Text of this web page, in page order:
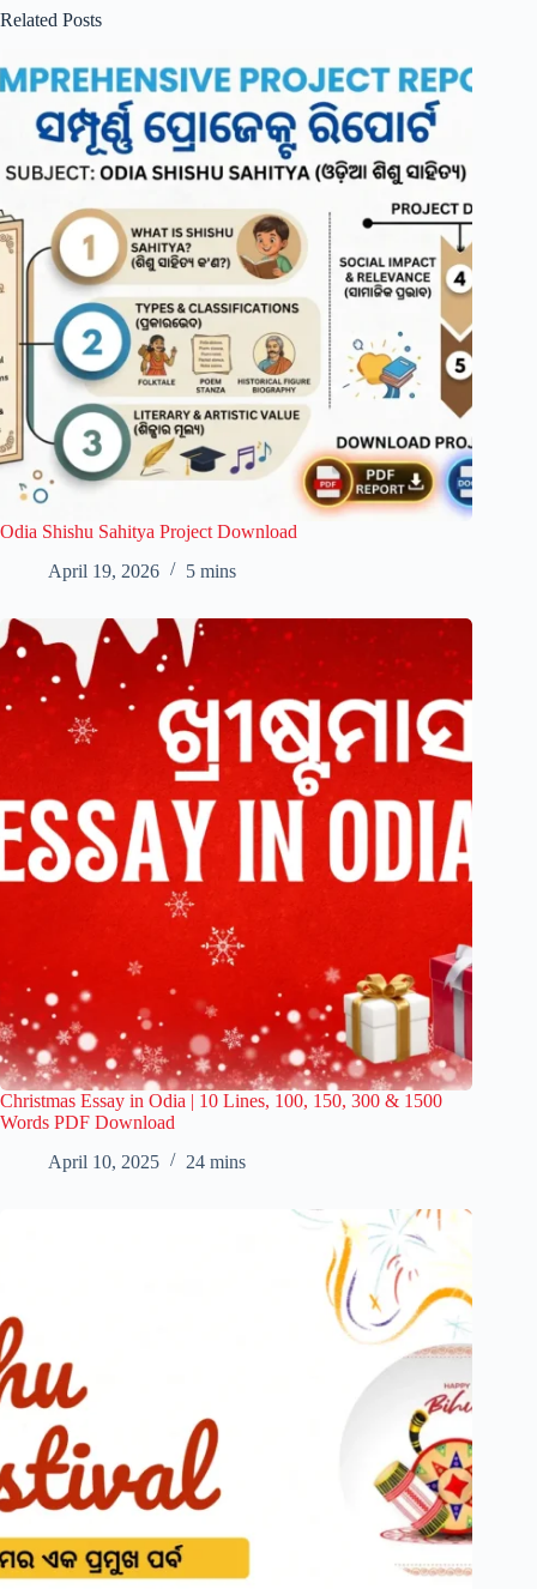
Related Posts
Odia Shishu Sahitya Project Download
April 19, 2026
5 mins
Christmas Essay in Odia | 10 Lines, 100, 150, 300 & 1500
Words PDF Download
April 10, 2025
24 mins